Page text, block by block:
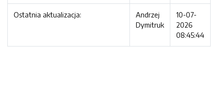
Ostatnia aktualizacja:
Andrzej
Dymitruk
10-07-
2026
08:45:44